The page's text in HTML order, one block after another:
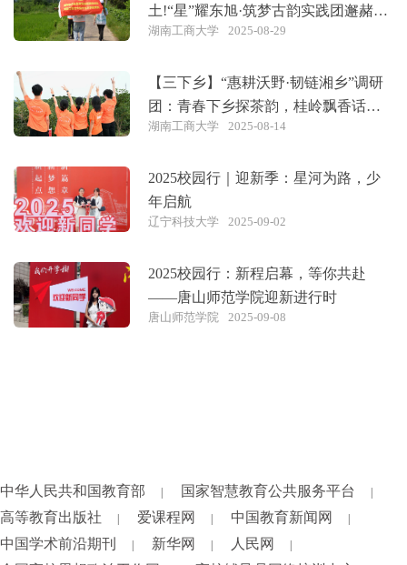
土!“星”耀东旭·筑梦古韵实践团邂赭色
古韵
湖南工商大学 2025-08-29
【三下乡】“惠耕沃野·韧链湘乡”调研
团：青春下乡探茶韵，桂岭飘香话振
兴
湖南工商大学 2025-08-14
2025校园行｜迎新季：星河为路，少
年启航
辽宁科技大学 2025-09-02
2025校园行：新程启幕，等你共赴
——唐山师范学院迎新进行时
唐山师范学院 2025-09-08
中华人民共和国教育部 国家智慧教育公共服务平台
高等教育出版社 爱课程网 中国教育新闻网
中国学术前沿期刊 新华网 人民网